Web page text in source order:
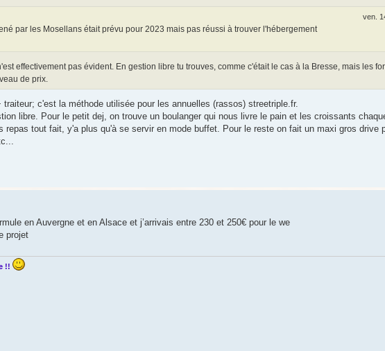
ven.
par les Mosellans était prévu pour 2023 mais pas réussi à trouver l'hébergement
effectivement pas évident. En gestion libre tu trouves, comme c'était le cas à la Bresse, mais les
de prix.
traiteur; c'est la méthode utilisée pour les annuelles (rassos) streetriple.fr.
libre. Pour le petit dej, on trouve un boulanger qui nous livre le pain et les croissants
repas tout fait, y'a plus qu'à se servir en mode buffet. Pour le reste on fait un maxi gros drive
en Auvergne et en Alsace et j’arrivais entre 230 et 250€ pour le we
projet
!!